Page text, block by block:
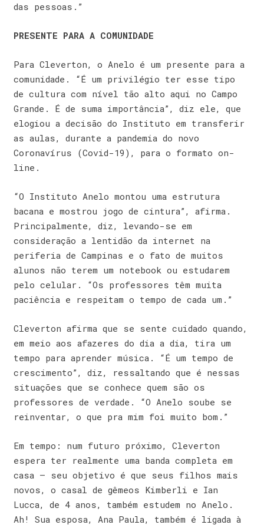
das pessoas.”
PRESENTE PARA A COMUNIDADE
Para Cleverton, o Anelo é um presente para a
comunidade. “É um privilégio ter esse tipo
de cultura com nível tão alto aqui no Campo
Grande. É de suma importância”, diz ele, que
elogiou a decisão do Instituto em transferir
as aulas, durante a pandemia do novo
Coronavírus (Covid-19), para o formato on-
line.
“O Instituto Anelo montou uma estrutura
bacana e mostrou jogo de cintura”, afirma.
Principalmente, diz, levando-se em
consideração a lentidão da internet na
periferia de Campinas e o fato de muitos
alunos não terem um notebook ou estudarem
pelo celular. “Os professores têm muita
paciência e respeitam o tempo de cada um.”
Cleverton afirma que se sente cuidado quando,
em meio aos afazeres do dia a dia, tira um
tempo para aprender música. “É um tempo de
crescimento”, diz, ressaltando que é nessas
situações que se conhece quem são os
professores de verdade. “O Anelo soube se
reinventar, o que pra mim foi muito bom.”
Em tempo: num futuro próximo, Cleverton
espera ter realmente uma banda completa em
casa – seu objetivo é que seus filhos mais
novos, o casal de gêmeos Kimberli e Ian
Lucca, de 4 anos, também estudem no Anelo.
Ah! Sua esposa, Ana Paula, também é ligada à